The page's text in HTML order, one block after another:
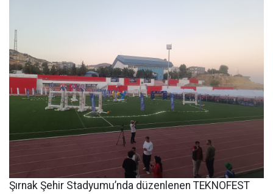
Şırnak Şehir Stadyumu’nda düzenlenen TEKNOFEST